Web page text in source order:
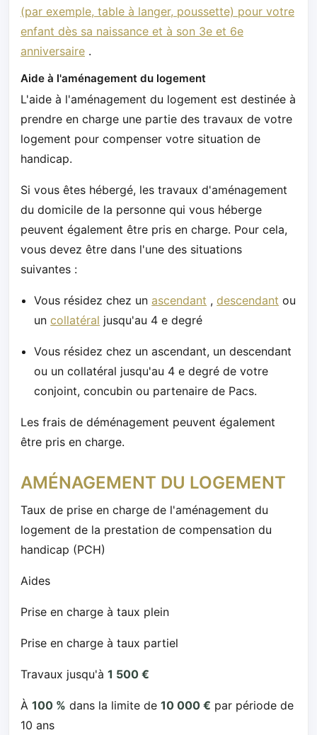
(par exemple, table à langer, poussette) pour votre
enfant dès sa naissance et à son 3e et 6e
anniversaire .
Aide à l'aménagement du logement
L'aide à l'aménagement du logement est destinée à
prendre en charge une partie des travaux de votre
logement pour compenser votre situation de
handicap.
Si vous êtes hébergé, les travaux d'aménagement
du domicile de la personne qui vous héberge
peuvent également être pris en charge. Pour cela,
vous devez être dans l'une des situations
suivantes :
Vous résidez chez un ascendant ,descendant ou
uncollatéral jusqu'au 4 e degré
Vous résidez chez un ascendant, un descendant
ou un collatéral jusqu'au 4 e degré de votre
conjoint, concubin ou partenaire de Pacs.
Les frais de déménagement peuvent également
être pris en charge.
AMÉNAGEMENT DU LOGEMENT
Taux de prise en charge de l'aménagement du
logement de la prestation de compensation du
handicap (PCH)
Aides
Prise en charge à taux plein
Prise en charge à taux partiel
Travaux jusqu'à 1 500 €
À 100 % dans la limite de 10 000 € par période de
10 ans